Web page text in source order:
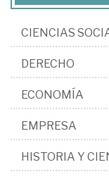
CIENCIAS
DERECHO
ECONOMÍA
EMPRESA
HISTORIA Y